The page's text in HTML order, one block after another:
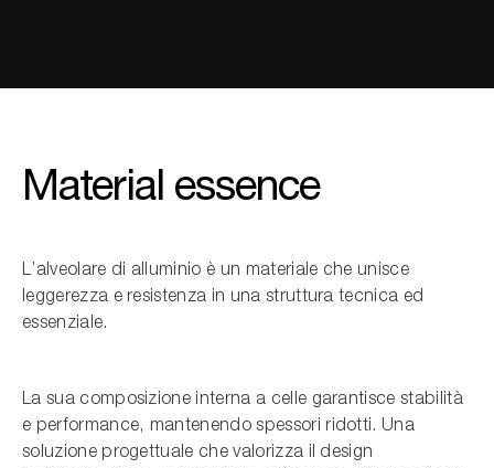
Material essence
L’alveolare di alluminio è un materiale che unisce
leggerezza e resistenza in una struttura tecnica ed
essenziale.
La sua composizione interna a celle garantisce stabilità
e performance, mantenendo spessori ridotti. Una
soluzione progettuale che valorizza il design